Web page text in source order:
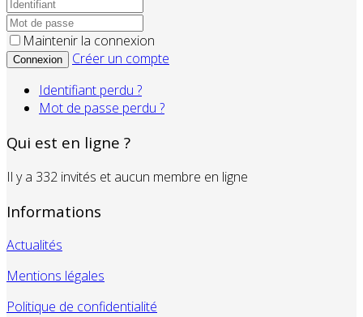
Maintenir la connexion
Connexion
Créer un compte
Identifiant perdu ?
Mot de passe perdu ?
Qui est en ligne ?
Il y a 332 invités et aucun membre en ligne
Informations
Actualités
Mentions légales
Politique de confidentialité